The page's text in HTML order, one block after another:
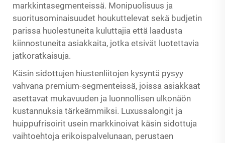
markkintasegmenteissä. Monipuolisuus ja
suoritusominaisuudet houkuttelevat sekä budjetin
parissa huolestuneita kuluttajia että laadusta
kiinnostuneita asiakkaita, jotka etsivät luotettavia
jatkoratkaisuja.
Käsin sidottujen hiustenliitojen kysyntä pysyy
vahvana premium-segmenteissä, joissa asiakkaat
asettavat mukavuuden ja luonnollisen ulkonäön
kustannuksia tärkeämmiksi. Luxussalongit ja
huippufrisoirit usein markkinoivat käsin sidottuja
vaihtoehtoja erikoispalvelunaan, perustaen